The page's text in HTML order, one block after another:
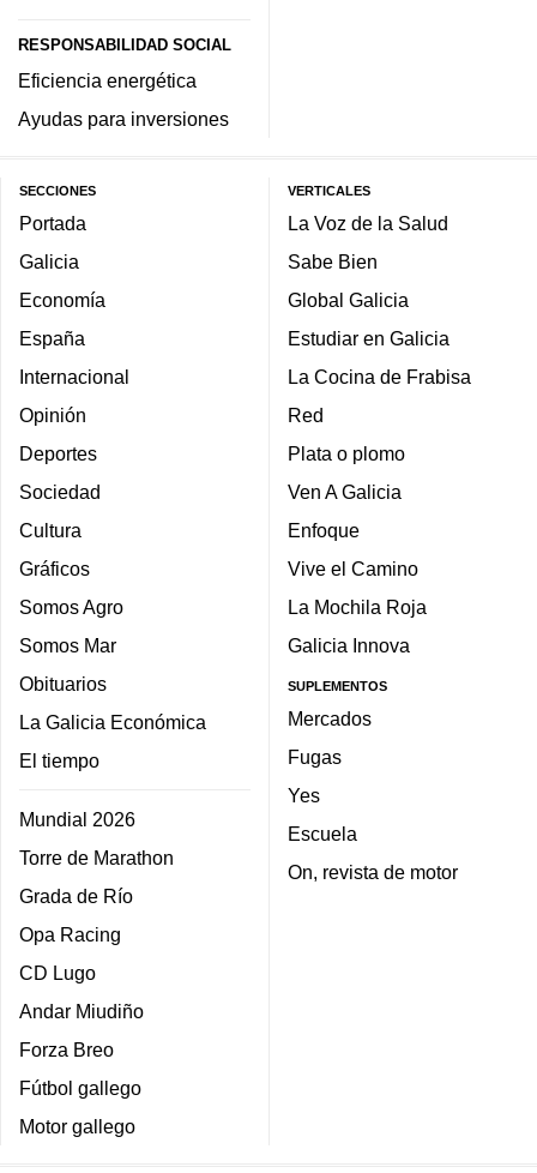
RESPONSABILIDAD SOCIAL
Eficiencia energética
Ayudas para inversiones
SECCIONES
Portada
Galicia
Economía
España
Internacional
Opinión
Deportes
Sociedad
Cultura
Gráficos
Somos Agro
Somos Mar
Obituarios
La Galicia Económica
El tiempo
Mundial 2026
Torre de Marathon
Grada de Río
Opa Racing
CD Lugo
Andar Miudiño
Forza Breo
Fútbol gallego
Motor gallego
VERTICALES
La Voz de la Salud
Sabe Bien
Global Galicia
Estudiar en Galicia
La Cocina de Frabisa
Red
Plata o plomo
Ven A Galicia
Enfoque
Vive el Camino
La Mochila Roja
Galicia Innova
SUPLEMENTOS
Mercados
Fugas
Yes
Escuela
On, revista de motor